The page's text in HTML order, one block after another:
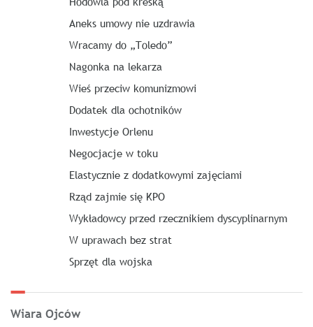
Aneks umowy nie uzdrawia
Wracamy do „Toledo”
Nagonka na lekarza
Wieś przeciw komunizmowi
Dodatek dla ochotników
Inwestycje Orlenu
Negocjacje w toku
Elastycznie z dodatkowymi zajęciami
Rząd zajmie się KPO
Wykładowcy przed rzecznikiem dyscyplinarnym
W uprawach bez strat
Sprzęt dla wojska
Wiara Ojców